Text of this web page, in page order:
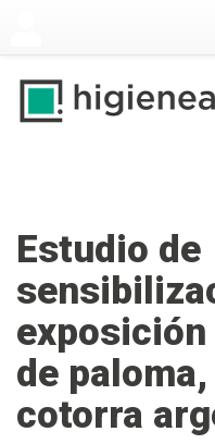
Estudio de
de
cotorra